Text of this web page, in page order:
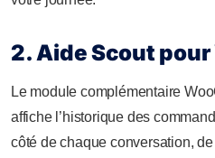
2. Aide Scout
Le module complémentaire
affiche l’historique des
côté de chaque conversation,